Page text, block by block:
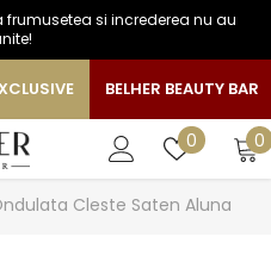
frumusetea si increderea nu au
BELHER BEAUTY BAR
0 Liste
00
Cleste Saten Aluna